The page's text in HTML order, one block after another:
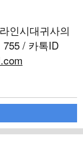
인시대귀사의
/ 카톡ID